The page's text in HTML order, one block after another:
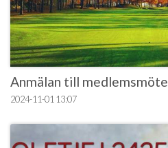
Anmälan till medlemsmöte
2024-11-0113:07